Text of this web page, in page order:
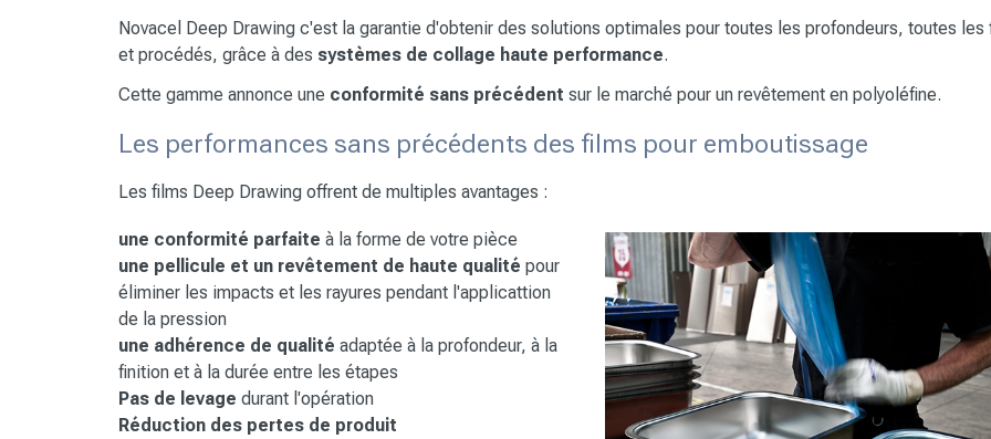
Novacel Deep Drawing c'est la garantie d'obtenir des solutions optimales pour toutes les profondeurs, toutes les
et procédés, grâce à des systèmes de collage haute performance.
Cette gamme annonce une conformité sans précédent sur le marché pour un revêtement en polyoléfine.
Les performances sans précédents des films pour emboutissage
Les films Deep Drawing offrent de multiples avantages :
une conformité parfaite à la forme de votre pièce
une pellicule et un revêtement de haute qualité pour
éliminer les impacts et les rayures pendant l'applicattion
de la pression
une adhérence de qualité adaptée à la profondeur, à la
finition et à la durée entre les étapes
Pas de levage durant l'opération
Réduction des pertes de produit